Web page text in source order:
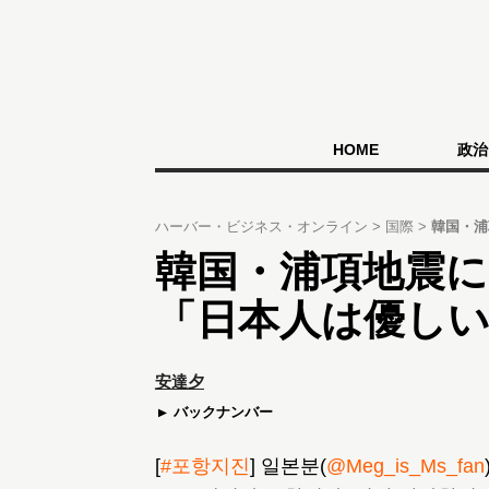
HOME 政
ハーバー・ビジネス・オンライン 国際 韓国・
韓国・浦項地震
「日本人は優し
安達夕
バックナンバー
[#포항지진] 일본분(@Meg_is_Ms_fan